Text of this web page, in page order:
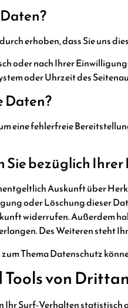
erhoben, dass Sie uns
oder nach Ihrer
oder Uhrzeit des
Daten?
eine fehlerfreie
Sie bezüglich
Auskunft über
oder Löschung dieser
widerrufen. Außerdem
Des Weiteren steht
Thema Datenschutz
Tools von
Ihr Surf-Verhalten